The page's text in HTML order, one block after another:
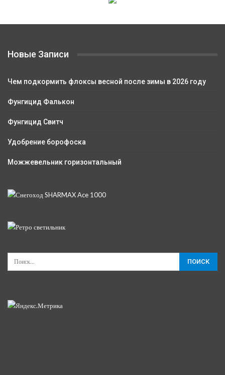
Новые Записи
Чем подкормить флоксы весной после зимы в 2026 году
Фунгицид Фалькон
Фунгицид Свитч
Удобрение борофоска
Можжевельник горизонтальный